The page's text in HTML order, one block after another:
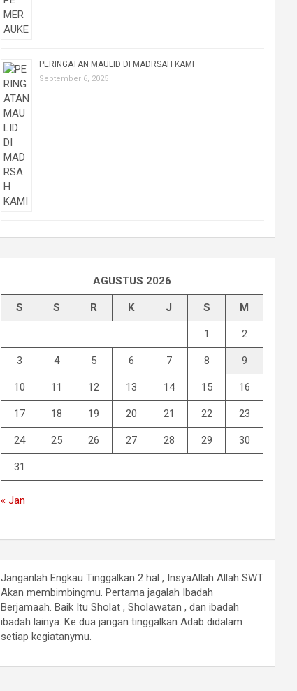
PERINGATAN MAULID DI MADRSAH KAMI
September 6, 2025
AGUSTUS 2026
S S R K J S M
1 2
3 4 5 6 7 8 9
10 11 12 13 14 15 16
17 18 19 20 21 22 23
24 25 26 27 28 29 30
31
« Jan
Janganlah Engkau Tinggalkan 2 hal , InsyaAllah Allah SWT
Akan membimbingmu. Pertama jagalah Ibadah
Berjamaah. Baik Itu Sholat , Sholawatan , dan ibadah
ibadah lainya. Ke dua jangan tinggalkan Adab didalam
setiap kegiatanymu.